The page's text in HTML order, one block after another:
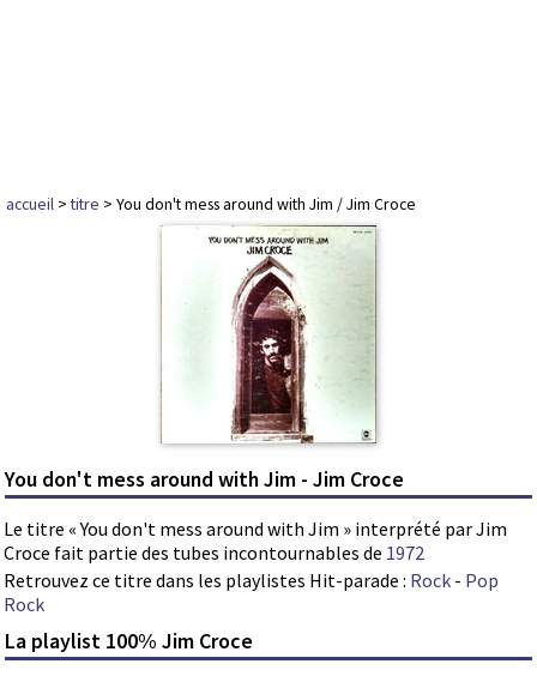
accueil >titre > You don't mess around with Jim / Jim Croce
You don't mess around with Jim - Jim Croce
Le titre « You don't mess around with Jim » interprété par Jim
Croce fait partie des tubes incontournables de 1972
Retrouvez ce titre dans les playlistes Hit-parade : Rock - Pop
Rock
La playlist 100% Jim Croce